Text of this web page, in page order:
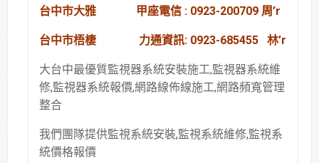
解
方
案
台中市大雅 甲座電信 : 0923-200709 周’r
台中市梧棲 力通資訊: 0923-685455 林’r
大台中最優質監視器系統安裝施工,監視器系統維
修,監視器系統報價,網路線佈線施工,網路頻寬管理
整合
我們團隊提供監視系統安裝,監視系統維修,監視系
統價格報價